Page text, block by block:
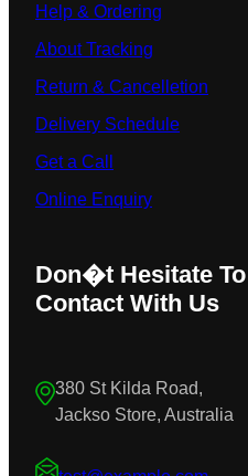
Help & Ordering
About Tracking
Return & Cancelletion
Delivery Schedule
Get a Call
Online Enquiry
Don�t Hesitate To
Contact With Us
380 St Kilda Road,
Jackso Store, Australia